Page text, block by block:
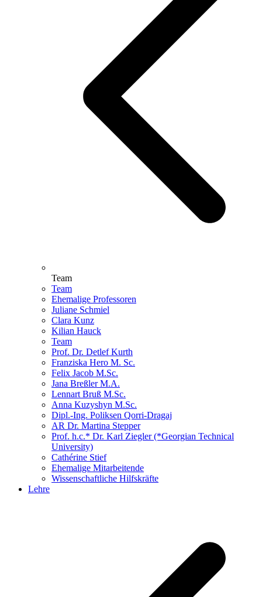
Team
Team
Ehemalige Professoren
Juliane Schmiel
Clara Kunz
Kilian Hauck
Team
Prof. Dr. Detlef Kurth
Franziska Hero M. Sc.
Felix Jacob M.Sc.
Jana Breßler M.A.
Lennart Bruß M.Sc.
Anna Kuzyshyn M.Sc.
Dipl.-Ing. Poliksen Qorri-Dragaj
AR Dr. Martina Stepper
Prof. h.c.* Dr. Karl Ziegler (*Georgian Technical
University)
Cathérine Stief
Ehemalige Mitarbeitende
Wissenschaftliche Hilfskräfte
Lehre